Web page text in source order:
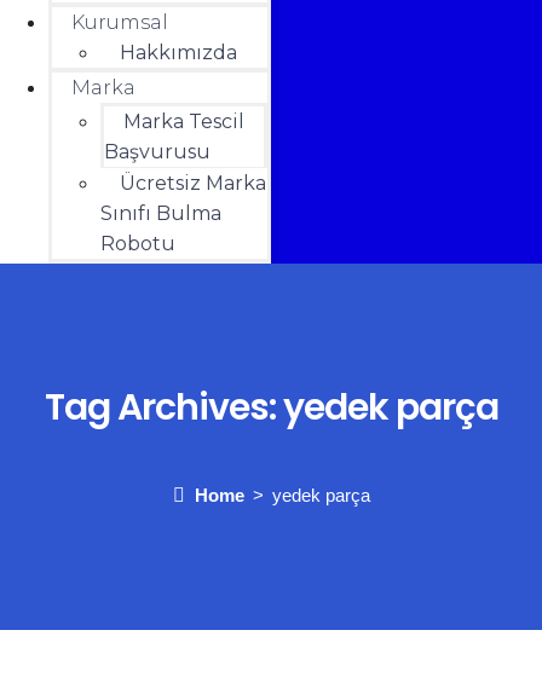
Kurumsal
Hakkımızda
Marka
Marka Tescil
Başvurusu
Ücretsiz Marka
Sınıfı Bulma
Robotu
Tag Archives:yedek parça
Home yedek parça